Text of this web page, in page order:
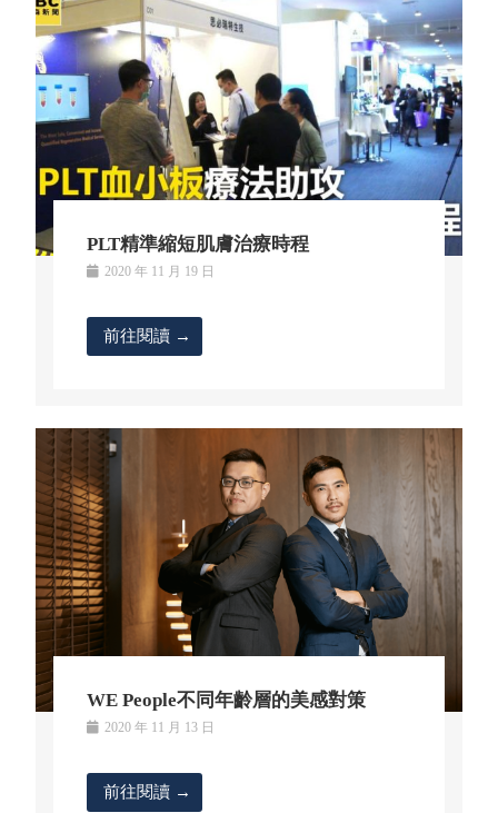
PLT精準縮短肌膚治療時程
2020 年 11 月 19 日
前往閱讀 →
WE People不同年齡層的美感對策
2020 年 11 月 13 日
前往閱讀 →